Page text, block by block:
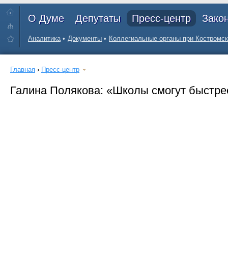
О Думе Депутаты Пресс-центр
Аналитика Документы Коллегиальные органы при
Главная › Пресс-центр
Галина Полякова: «Школы смогут